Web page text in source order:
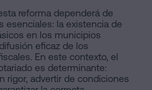
reforma dependerá de
esenciales: la existencia de
en los municipios
eficaz de los
En este contexto, el
es determinante:
rigor, advertir de condiciones